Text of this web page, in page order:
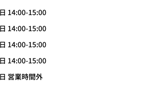
14:00-15:00
14:00-15:00
14:00-15:00
14:00-15:00
営業時間外